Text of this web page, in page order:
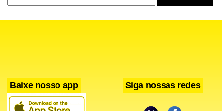
Baixe nosso app Siga nossas redes